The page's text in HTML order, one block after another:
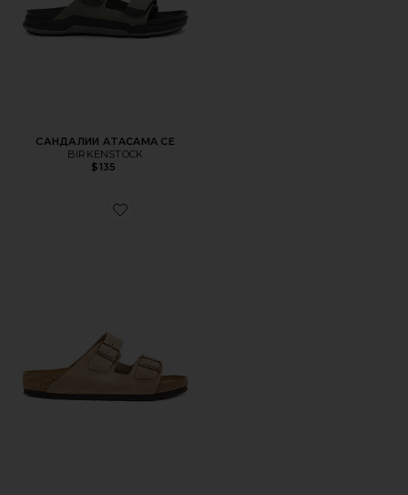
САНДАЛИИ ATACAMA CE
BIRKENSTOCK
$135
Favorite САНДАЛИИ ARIZONA